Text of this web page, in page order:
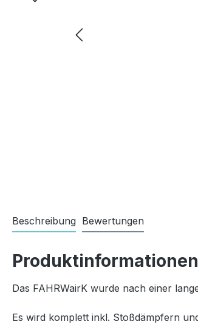
Beschreibung Bewertungen
Das FAHRWairK wurde nach einer
Es wird komplett inkl. Stoßdämpfern